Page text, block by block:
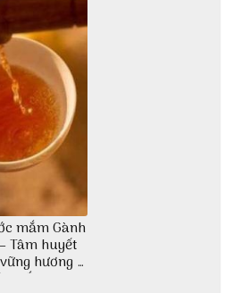
mắm Gành
Tâm huyết
hương vị
mắm sau